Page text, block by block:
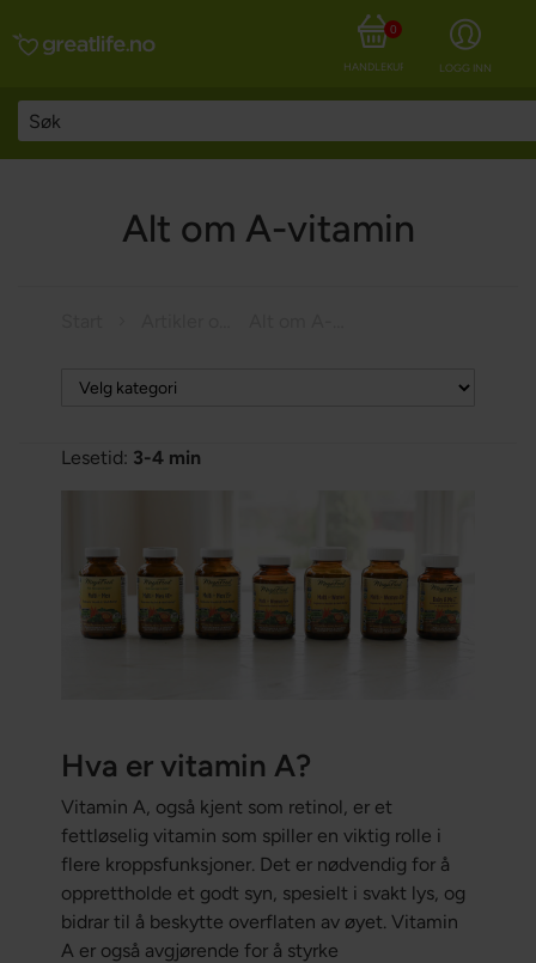
LOGG INN
HANDLEKURV
0
Alt om A-vitamin
Lesetid: 3-4 min
Hva er vitamin A?
Vitamin A, også kjent som retinol, er et
fettløselig vitamin som spiller en viktig rolle i
flere kroppsfunksjoner. Det er nødvendig for å
opprettholde et godt syn, spesielt i svakt lys, og
bidrar til å beskytte overflaten av øyet. Vitamin
A er også avgjørende for å styrke